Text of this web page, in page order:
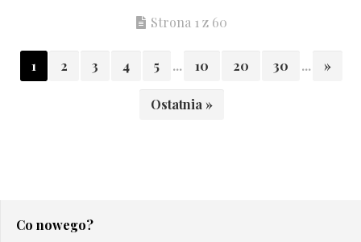
Strona 1 z 60
1 2 3 4 5 ... 10 20 30 ... »
Ostatnia »
Co nowego?